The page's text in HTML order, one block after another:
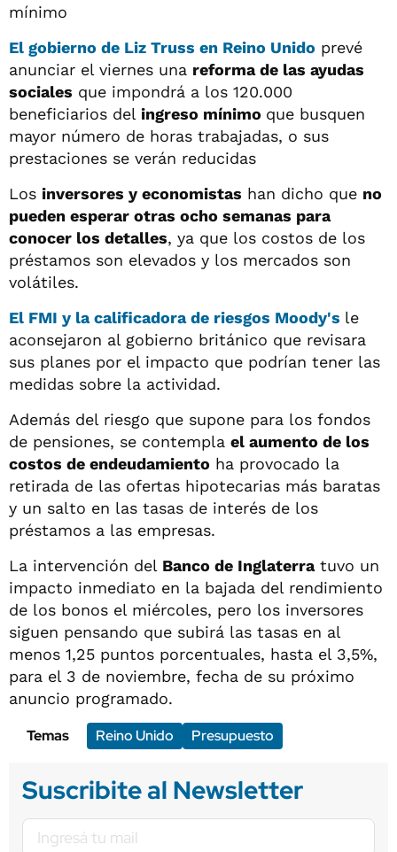
mínimo
El gobierno de Liz Truss en Reino Unido prevé
anunciar el viernes una reforma de las ayudas
sociales que impondrá a los 120.000
beneficiarios del ingreso mínimo que busquen
mayor número de horas trabajadas, o sus
prestaciones se verán reducidas
Los inversores y economistas han dicho que no
pueden esperar otras ocho semanas para
conocer los detalles, ya que los costos de los
préstamos son elevados y los mercados son
volátiles.
El FMI y la calificadora de riesgos Moody's le
aconsejaron al gobierno británico que revisara
sus planes por el impacto que podrían tener las
medidas sobre la actividad.
Además del riesgo que supone para los fondos
de pensiones, se contempla el aumento de los
costos de endeudamiento ha provocado la
retirada de las ofertas hipotecarias más baratas
y un salto en las tasas de interés de los
préstamos a las empresas.
La intervención del Banco de Inglaterratuvo un
impacto inmediato en la bajada del rendimiento
de los bonos el miércoles, pero los inversores
siguen pensando que subirá las tasas en al
menos 1,25 puntos porcentuales, hasta el 3,5%,
para el 3 de noviembre, fecha de su próximo
anuncio programado.
Temas
Reino Unido Presupuesto
Suscribite al Newsletter